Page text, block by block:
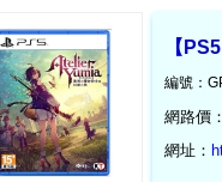
【
編號：
網路價
網址：